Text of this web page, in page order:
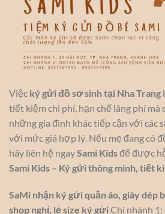
Việc ký gửi đồ sơ sinh tại Nha Trang
tiết kiệm chi phí, hạn chế lãng phí mà
những gia đình khác tiếp cận với các
với mức giá hợp lý. Nếu mẹ đang có
hãy liên hệ ngay Sami Kidsđể được
Sami Kids – Ký gửi thông minh, tiết
SaMi nhận ký gửi quần áo, giày dép
shop nghỉ, lẻ size ký gửiChi nhánh 1: